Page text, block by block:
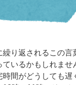
繰り返されるこの
いるかもしれま
間がどうしても遅